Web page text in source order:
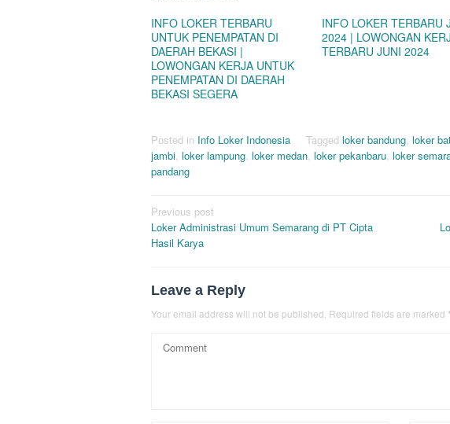
INFO LOKER TERBARU
UNTUK PENEMPATAN DI
DAERAH BEKASI |
LOWONGAN KERJA UNTUK
PENEMPATAN DI DAERAH
BEKASI SEGERA
INFO LOKER TERBARU
2024 | LOWONGAN
TERBARU JUNI 2024
Posted in Info Loker Indonesia Tagged loker bandung, loker
jambi, loker lampung, loker medan, loker pekanbaru, loker
pandang
Post
navigation
Previous post
Loker Administrasi Umum Semarang di PT Cipta
Hasil Karya
Leave a Reply
Your email address will not be published. Required fields are marked *